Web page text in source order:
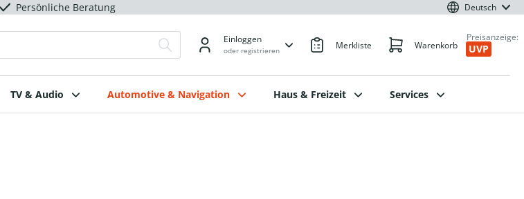
Persönliche Beratung Deutsch
Einloggen
oder registrieren Merkliste Warenkorb
Preisanzeige:
UVP
TV & Audio Automotive & Navigation Haus & Freizeit Services